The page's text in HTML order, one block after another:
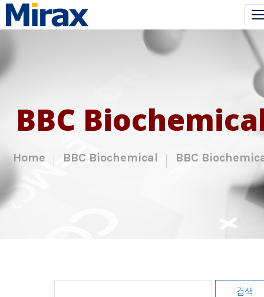
BBC
Home BBC Biochemical BBC
검색